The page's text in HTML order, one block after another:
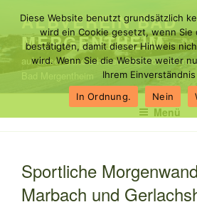
Inhalt
springen
ALBVEREIN BAD
MERGENTHEIM
auf dieser Seite erhalten Sie
Bad Mergentheim
Menü
Sportliche
Marbach und
Diese Website benutzt grundsätzlich
wird ein Cookie gesetzt, wenn Sie
bestätigten, damit dieser Hinweis
wird. Wenn Sie die Website weiter
Ihrem
In Ordnung.
Nein